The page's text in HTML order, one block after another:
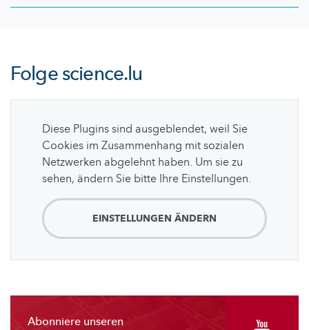
Folgescience.lu
Diese Plugins sind ausgeblendet, weil Sie
Cookies im Zusammenhang mit sozialen
Netzwerken abgelehnt haben. Um sie zu
sehen, ändern Sie bitte Ihre Einstellungen.
EINSTELLUNGEN ÄNDERN
Abonniere unseren